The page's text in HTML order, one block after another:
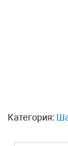
Категория: